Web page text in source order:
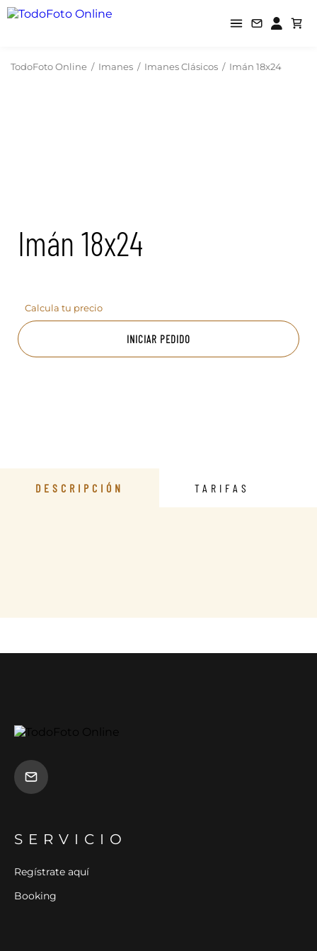
TodoFoto Online / Imanes / Imanes Clásicos / Imán 18x24
Imán 18x24
Calcula tu precio
INICIAR PEDIDO
DESCRIPCIÓN TARIFAS
SERVICIO
Regístrate aquí
Booking